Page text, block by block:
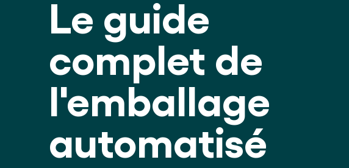
Le guide
complet de
l'emballage
automatisé